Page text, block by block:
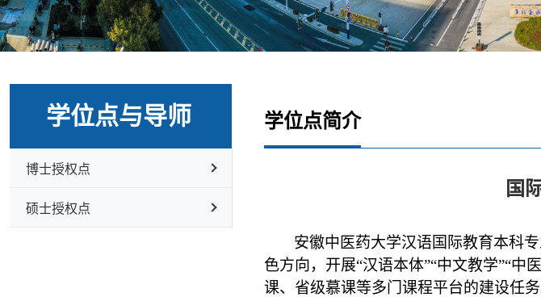
学位点与导师
博士授权点
硕士授权点
学位点简介
国
安徽中医药大学汉语国际教育本科
色方向，开展“汉语本体”“中文教学”“中
课、省级慕课等多门课程平台的建设任务